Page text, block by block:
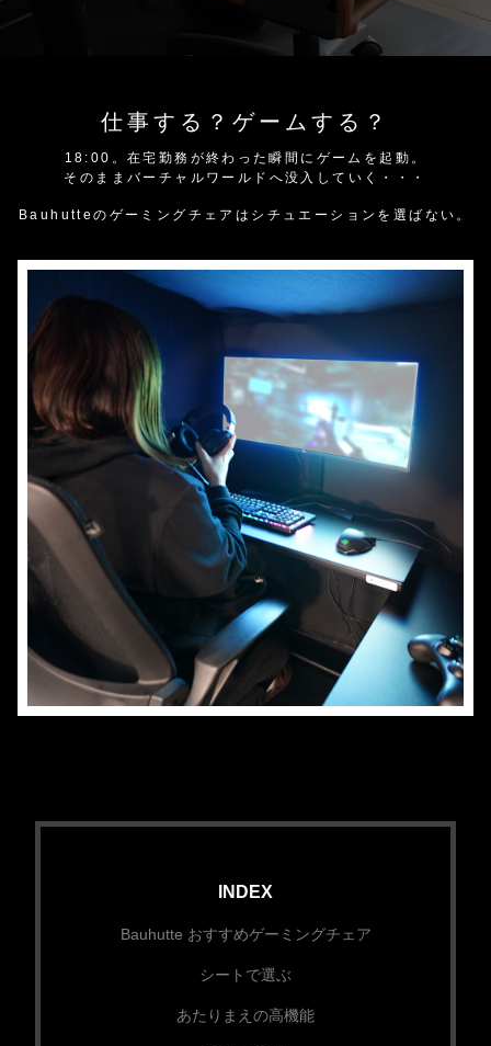
仕事する？ゲームする？
18:00。在宅勤務が終わった瞬間にゲームを起動。
そのままバーチャルワールドへ没入していく・・・
Bauhutteのゲーミングチェアはシチュエーションを選ばない。
INDEX
Bauhutte おすすめゲーミングチェア
シートで選ぶ
あたりまえの高機能